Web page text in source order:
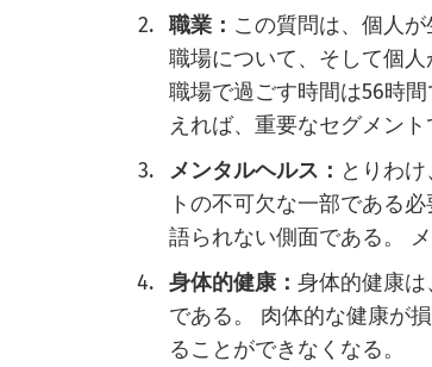
職業： この質問は、個人
職場について、そして個
職場で過ごす時間は56時
えれば、重要なセグメント
メンタルヘルス： とりわ
トの不可欠な一部である
語られない側面である。
身体的健康：身体的健康
である。 肉体的な健康が
ることができなくなる。